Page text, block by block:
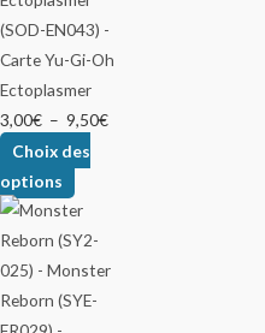
Ectoplasmer
3,00€ – 9,50€
Choix des
options